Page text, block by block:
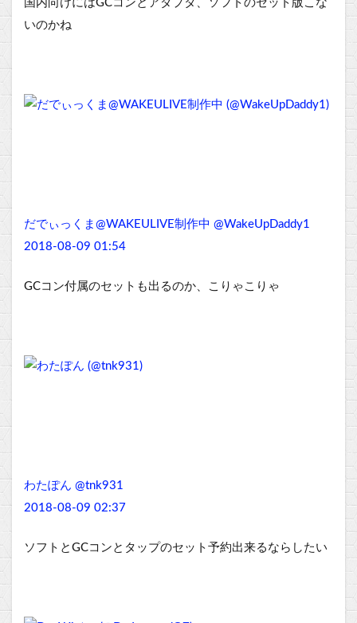
国内向けにはGCコンとアダプタ、ソフトのセット版こな
いのかね
だでぃっくま@WAKEULIVE制作中 @WakeUpDaddy1
2018-08-09 01:54
GCコン付属のセットも出るのか、こりゃこりゃ
わたぽん @tnk931
2018-08-09 02:37
ソフトとGCコンとタップのセット予約出来るならしたい